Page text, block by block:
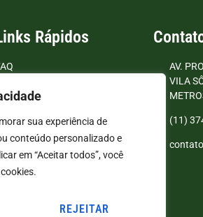
sua experiência de
conteúdo personalizado e
em “Aceitar todos”, você
REJEITAR
Rápidos
Blog
de Privacidade
e Condições
AV.
VILA
(11)